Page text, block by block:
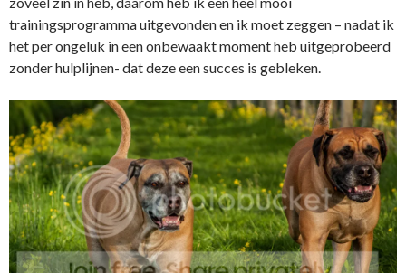
trainingsprogramma uitgevonden en ik moet zeggen – nadat ik
het per ongeluk in een onbewaakt moment heb uitgeprobeerd
zonder hulplijnen- dat deze een succes is gebleken.